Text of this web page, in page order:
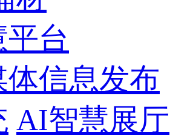
台
体信息发布
AI智慧展厅